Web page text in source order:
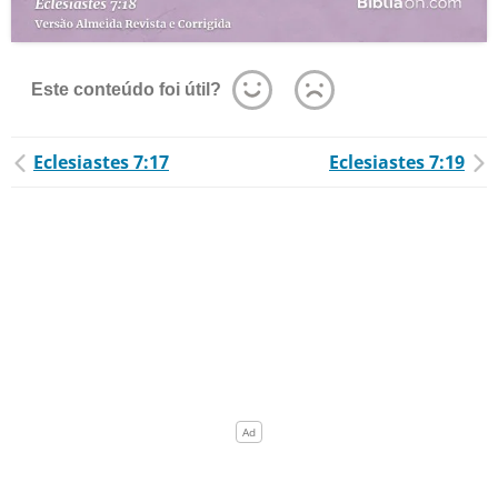
Este conteúdo foi útil?
Eclesiastes 7:17 Eclesiastes 7:19